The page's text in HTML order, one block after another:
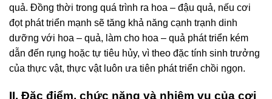
quả. Đồng thời trong quá trình ra hoa – đậu quả, nếu cơi
đọt phát triển mạnh sẽ tăng khả năng cạnh trạnh dinh
dưỡng với hoa – quả, làm cho hoa – quả phát triển kém
dẫn đến rụng hoặc tự tiêu hủy, vì theo đặc tính sinh trưởng
của thực vật, thực vật luôn ưa tiên phát triển chồi ngọn.
II. Đặc điểm, chức năng và nhiệm vụ của cơi